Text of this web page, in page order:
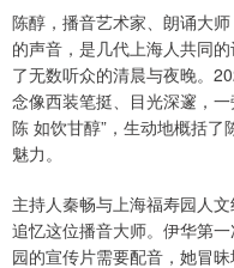
陈醇，播音艺术家、朗诵大
的声音，是几代上海人共同
了无数听众的清晨与夜晚。
念像西装笔挺、目光深邃，
陈 如饮甘醇”，生动地概括
魅力。
主持人秦畅与上海福寿园人
追忆这位播音大师。伊华第
园的宣传片需要配音，她冒